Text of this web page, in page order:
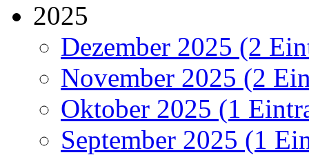
2025
Dezember 2025 (2
November 2025 (2
Oktober 2025 (1
September 2025 (1